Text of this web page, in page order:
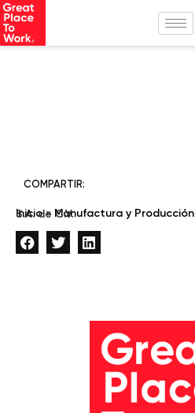
COMPARTIR:
Inicio» Manufactura y Producción
Dataplex El Salvador, S.A. de C.V.